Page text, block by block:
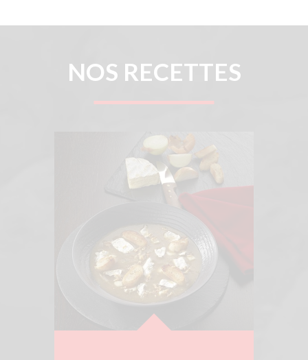
NOS RECETTES